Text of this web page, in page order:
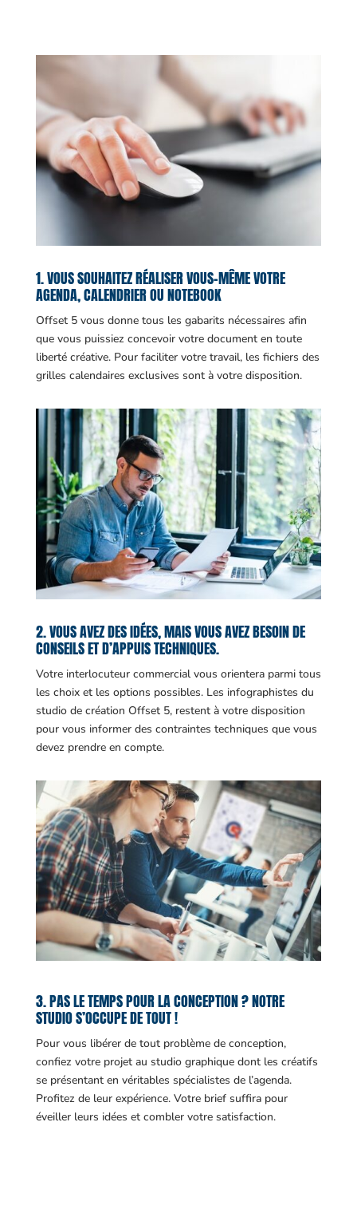
1. VOUS SOUHAITEZ RÉALISER VOUS-MÊME VOTRE
AGENDA, CALENDRIER OU NOTEBOOK
Offset 5 vous donne tous les gabarits nécessaires afin
que vous puissiez concevoir votre document en toute
liberté créative. Pour faciliter votre travail, les fichiers des
grilles calendaires exclusives sont à votre disposition.
2. VOUS AVEZ DES IDÉES, MAIS VOUS AVEZ BESOIN DE
CONSEILS ET D’APPUIS TECHNIQUES.
Votre interlocuteur commercial vous orientera parmi tous
les choix et les options possibles. Les infographistes du
studio de création Offset 5, restent à votre disposition
pour vous informer des contraintes techniques que vous
devez prendre en compte.
3. PAS LE TEMPS POUR LA CONCEPTION ? NOTRE
STUDIO S’OCCUPE DE TOUT !
Pour vous libérer de tout problème de conception,
confiez votre projet au studio graphique dont les créatifs
se présentant en véritables spécialistes de l’agenda.
Profitez de leur expérience. Votre brief suffira pour
éveiller leurs idées et combler votre satisfaction.